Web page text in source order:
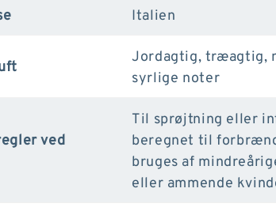
Italien
Jordagtig, træagtig,
syrlige noter
ved
Til sprøjtning eller
beregnet til
bruges af
eller ammende